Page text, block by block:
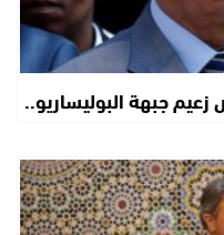
جبهة البوليساريو..